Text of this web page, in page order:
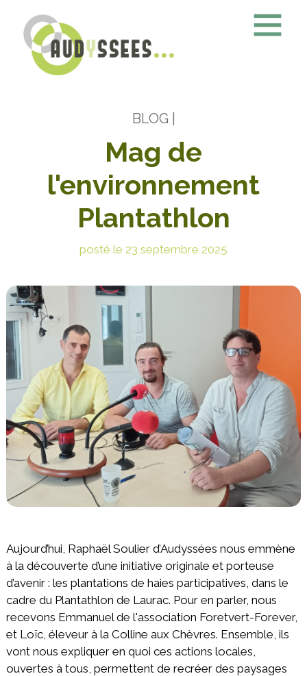
BLOG
Mag de
l'environnement
Plantathlon
posté le 23 septembre 2025
Aujourd’hui, Raphaël Soulier d’Audyssées nous emmène
à la découverte d’une initiative originale et porteuse
d’avenir : les plantations de haies participatives, dans le
cadre du Plantathlon de Laurac. Pour en parler, nous
recevons Emmanuel de l'association Foretvert-Forever,
et Loïc, éleveur à la Colline aux Chèvres. Ensemble, ils
vont nous expliquer en quoi ces actions locales,
ouvertes à tous, permettent de recréer des paysages